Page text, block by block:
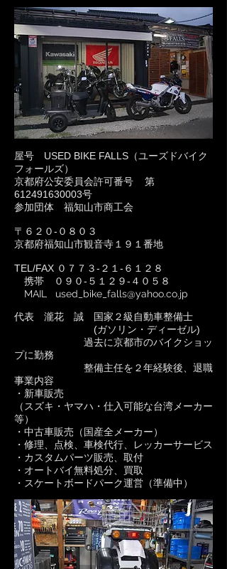
屋号 USED BIKE FALLS（ユーズドバイク
フォールズ）
京都府公安委員会許可番号 第
612491630003号
参加団体 福知山市商工会
〒６２０-０８０３
京都府福知山市観音寺１９１番地
TEL/FAX ０７７３-２１-６１２８
携帯 ０９０-５１２９-４０５８
MAIL used_bike_falls@yahoo.co.jp
代表 瀧花 誠 国家２級自動車整備士
(ガソリン・ディーゼル)
過去に京都市のバイクショッ
プに勤務
整備主任を２年経験後、退職
事業内容
・新車販売
（スズキ・ヤマハ・仕入可能な台湾メーカー
等）
・中古車販売（国産全メーカー）
・修理、点検、車検代行、レッカーサービス
・カスタムパーツ販売、取付
・オートバイ無料処分、買取
​・スケートボードパーク運営（準備中）